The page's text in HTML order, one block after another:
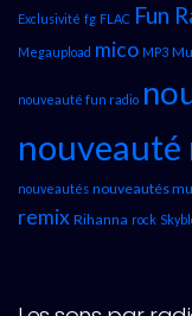
Exclusivité fg FLAC Fun
Megaupload mico MP3
nouveauté fun radio
nouveauté
nouveautés nouveautés
remix Rihanna rock